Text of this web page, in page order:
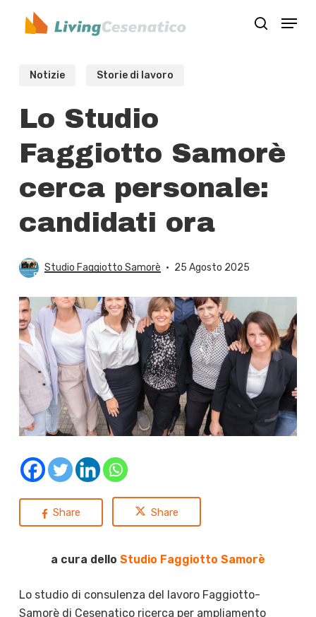
search
Menu
Notizie Storie di lavoro
Lo Studio
Faggiotto Samorè
cerca personale:
candidati ora
Studio Faggiotto Samorè 25 Agosto 2025
Share Share
a cura dello Studio Faggiotto Samorè
Lo studio di consulenza del lavoro Faggiotto-
Samorè di Cesenatico ricerca per ampliamento